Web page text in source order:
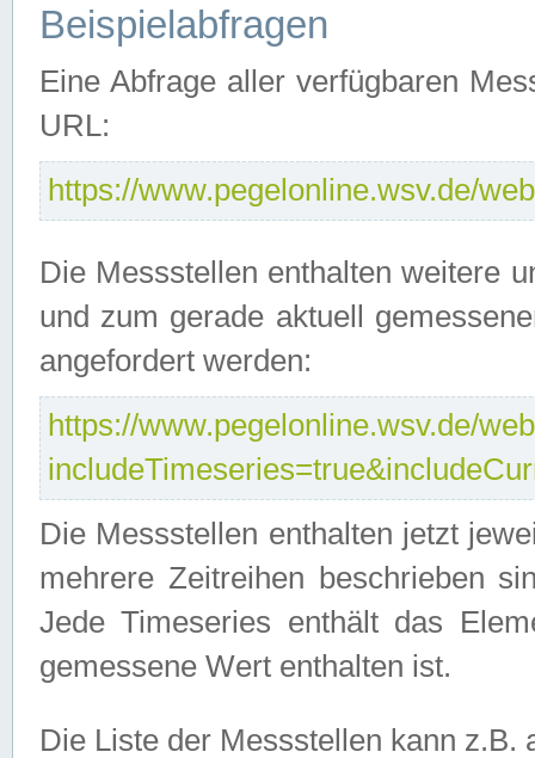
Beispielabfragen
Eine Abfrage aller verfügbaren
URL:
https://www.pegelonline.wsv.de/
Die Messstellen enthalten weitere
und zum gerade aktuell
angefordert werden:
https://www.pegelonline.wsv.de/
Die Messstellen enthalten jetzt
mehrere Zeitreihen beschrieben
Jede Timeseries enthält das
gemessene Wert enthalten ist.
Die Liste der Messstellen kann